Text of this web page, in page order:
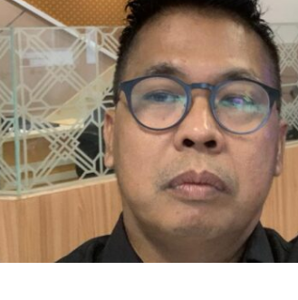
Harlah PKB Yang Ke 28. DPC PKB
Empat Lawang Gelar Giat Jum’at
Barokah
Admin